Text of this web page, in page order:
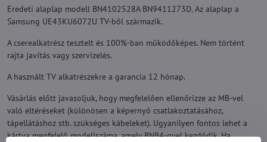
Eredeti alaplap modell BN4102528A BN9411273D. Az alaplap a
Samsung UE43KU6072U TV-ből származik.
A cserealkatrész tesztelt és 100%-ban működőképes. Nem történt
rajta javítás vagy szervizelés.
A használt TV alkatrészekre a garancia 12 hónap.
Vásárlás előtt javasoljuk, hogy megfelelően ellenőrizze az MB-vel
való eltéréseket (különösen a képernyő csatlakoztatásához,
tápellátáshoz stb. szükséges kábeleket). Ugyanilyen fontos lehet a
kártya megfelelő modellszáma, amely BN94-gyel kezdődik. Ha